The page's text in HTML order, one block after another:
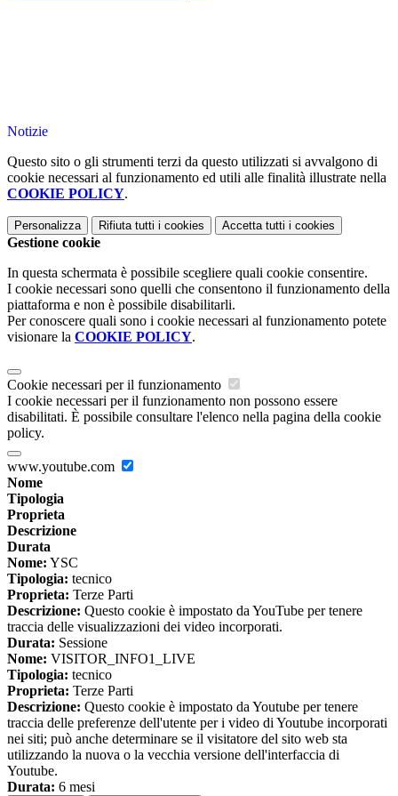
Notizie
Questo sito o gli strumenti terzi da questo utilizzati si avvalgono di
cookie necessari al funzionamento ed utili alle finalità illustrate nella
COOKIE POLICY.
Personalizza Rifiuta tutti i cookies Accetta tutti i cookies
Gestione cookie
In questa schermata è possibile scegliere quali cookie consentire.
I cookie necessari sono quelli che consentono il funzionamento della
piattaforma e non è possibile disabilitarli.
Per conoscere quali sono i cookie necessari al funzionamento potete
visionare la COOKIE POLICY.
Cookie necessari per il funzionamento
I cookie necessari per il funzionamento non possono essere
disabilitati. È possibile consultare l'elenco nella pagina della cookie
policy.
www.youtube.com
Nome
Tipologia
Proprieta
Descrizione
Durata
Nome: YSC
Tipologia: tecnico
Proprieta: Terze Parti
Descrizione: Questo cookie è impostato da YouTube per tenere
traccia delle visualizzazioni dei video incorporati.
Durata: Sessione
Nome: VISITOR_INFO1_LIVE
Tipologia: tecnico
Proprieta: Terze Parti
Descrizione: Questo cookie è impostato da Youtube per tenere
traccia delle preferenze dell'utente per i video di Youtube incorporati
nei siti; può anche determinare se il visitatore del sito web sta
utilizzando la nuova o la vecchia versione dell'interfaccia di
Youtube.
Durata: 6 mesi